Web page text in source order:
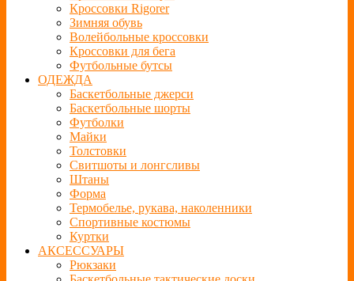
Кроссовки Rigorer
Зимняя обувь
Волейбольные кроссовки
Кроссовки для бега
Футбольные бутсы
ОДЕЖДА
Баскетбольные джерси
Баскетбольные шорты
Футболки
Майки
Толстовки
Свитшоты и лонгсливы
Штаны
Форма
Термобелье, рукава, наколенники
Спортивные костюмы
Куртки
АКСЕССУАРЫ
Рюкзаки